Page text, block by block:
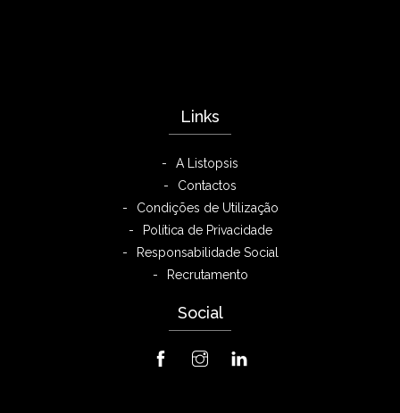
Links
A Listopsis
Contactos
Condições de Utilização
Política de Privacidade
Responsabilidade Social
Recrutamento
Social